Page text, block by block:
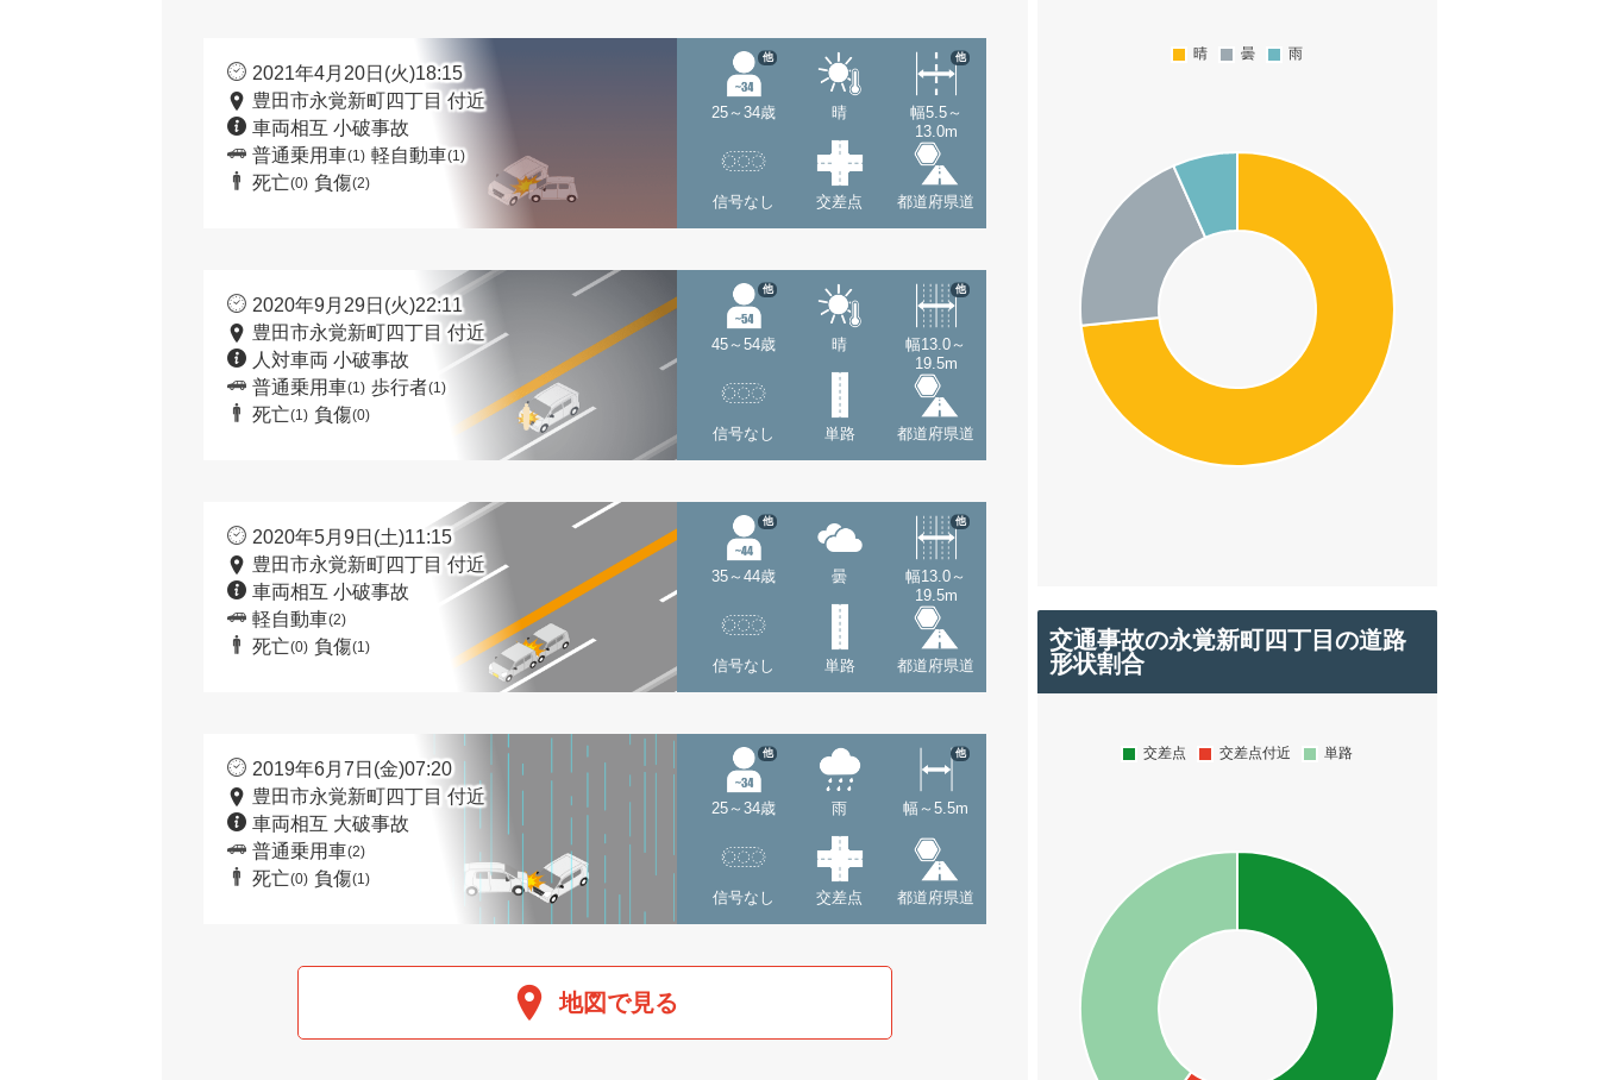
2021年4月20日(火)18:15
豊田市永覚新町四丁目 付近
車両相互 小破事故
普通乗用車(1) 軽自動車(1)
死亡(0) 負傷(2)
25～34歳
他
晴
幅5.5～
13.0m
他
信号なし 交差点 都道府県道
2020年9月29日(火)22:11
豊田市永覚新町四丁目 付近
人対車両 小破事故
普通乗用車(1) 歩行者(1)
死亡(1) 負傷(0)
45～54歳
他
晴
幅13.0～
19.5m
他
信号なし 単路 都道府県道
2020年5月9日(土)11:15
豊田市永覚新町四丁目 付近
車両相互 小破事故
軽自動車(2)
死亡(0) 負傷(1)
35～44歳
他
曇
幅13.0～
19.5m
他
信号なし 単路 都道府県道
2019年6月7日(金)07:20
豊田市永覚新町四丁目 付近
車両相互 大破事故
普通乗用車(2)
死亡(0) 負傷(1)
25～34歳
他
雨 幅～5.5m
他
信号なし 交差点 都道府県道
地図で見る
交通事故の永覚新町四丁目の道路
形状割合